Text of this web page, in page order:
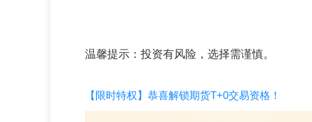
温馨提示：投资有风险，选择需谨慎。
【限时特权】恭喜解锁期货T+0交易资格！